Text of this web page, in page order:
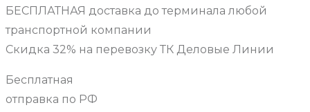
БЕСПЛАТНАЯ доставка до терминала любой
транспортной компании
Скидка 32% на перевозку ТК Деловые Линии
Бесплатная
отправка по РФ